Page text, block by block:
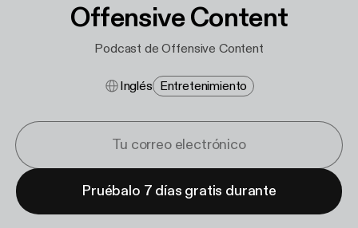
Offensive Content
Podcast de Offensive Content
Inglés Entretenimiento
Pruébalo 7 días gratis durante